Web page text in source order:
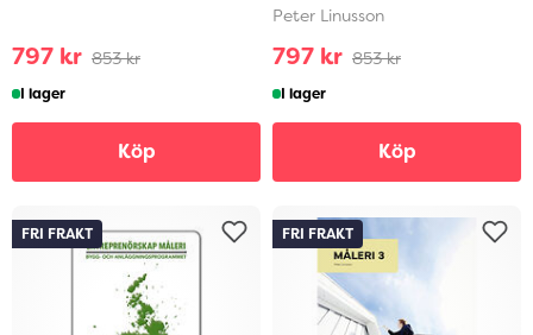
797 kr 853 kr
I lager
Köp
Peter Linusson
797 kr 853 kr
I lager
Köp
FRI FRAKT FRI FRAKT